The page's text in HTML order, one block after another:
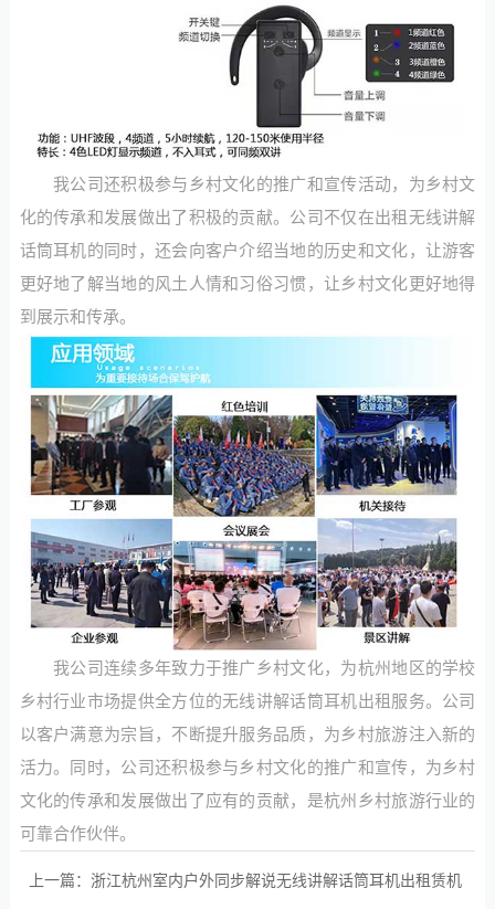
我公司还积极参与乡村文化的推广和宣传活动，为乡村文
化的传承和发展做出了积极的贡献。公司不仅在出租无线讲解
话筒耳机的同时，还会向客户介绍当地的历史和文化，让游客
更好地了解当地的风土人情和习俗习惯，让乡村文化更好地得
到展示和传承。
我公司连续多年致力于推广乡村文化，为杭州地区的学校
乡村行业市场提供全方位的无线讲解话筒耳机出租服务。公司
以客户满意为宗旨，不断提升服务品质，为乡村旅游注入新的
活力。同时，公司还积极参与乡村文化的推广和宣传，为乡村
文化的传承和发展做出了应有的贡献，是杭州乡村旅游行业的
可靠合作伙伴。
上一篇： 浙江杭州室内户外同步解说无线讲解话筒耳机出租赁机